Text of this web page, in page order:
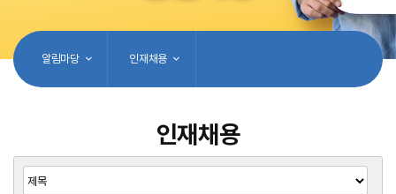
알림마당 인재채용
인재채용